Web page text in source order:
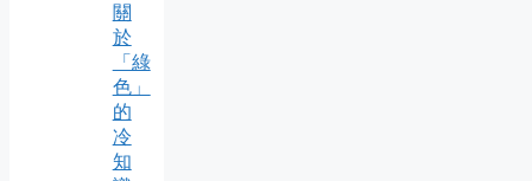
關
於
「綠
色」
的
冷
知